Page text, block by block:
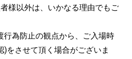
様以外は、いかなる理由でもご
為防止の観点から、ご入場時
)をさせて頂く場合がございま